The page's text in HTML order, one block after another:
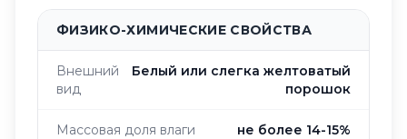
ФИЗИКО-ХИМИЧЕСКИЕ СВОЙСТВА
Внешний
вид
Белый или слегка желтоватый
порошок
Массовая доля влаги не более 14-15%